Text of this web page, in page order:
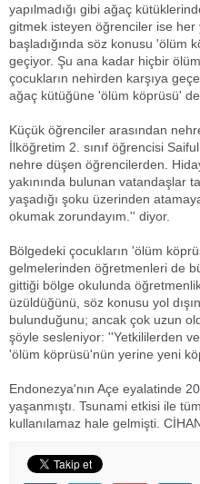
yapılmadığı gibi ağaç
gitmek isteyen öğrenciler ise her
başladığında söz konusu 'ölüm
geçiyor. Şu ana kadar hiçbir
çocukların nehirden karşıya
ağaç kütüğüne 'ölüm köprüsü'
Küçük öğrenciler arasından
İlköğretim 2. sınıf öğrencisi
nehre düşen öğrencilerden.
yakınında bulunan vatandaşlar
yaşadığı şoku üzerinden
okumak zorundayım.'' diyor.
Bölgedeki çocukların 'ölüm
gelmelerinden öğretmenleri de
gittiği bölge okulunda
üzüldüğünü, söz konusu yol
bulunduğunu; ancak çok uzun
şöyle sesleniyor: ''Yetkililerden
'ölüm köprüsü'nün yerine yeni
Endonezya'nın Açe eyalatinde
yaşanmıştı. Tsunami etkisi ile
kullanılamaz hale gelmişti.